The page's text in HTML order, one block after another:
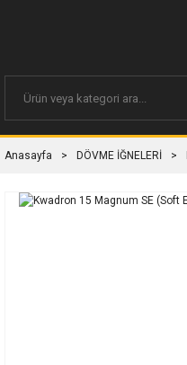
Anasayfa DÖVME İĞNELERİ